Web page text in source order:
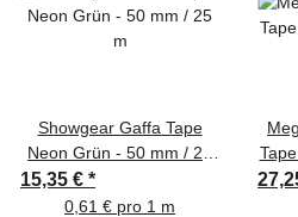
Showgear Gaffa Tape
Neon Grün - 50 mm / 25
15,35 € *
0,61 € pro 1 m